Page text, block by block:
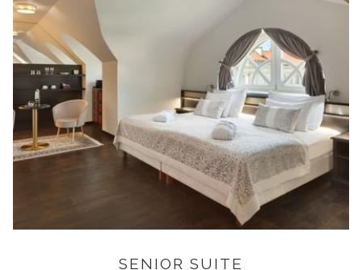
SENIOR SUITE